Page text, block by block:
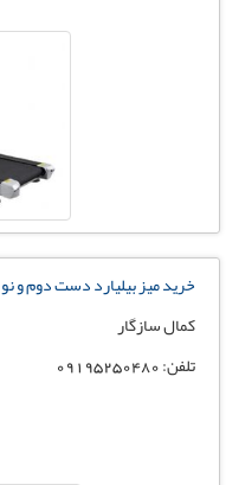
خرید میز بیلیارد دست دوم و نو
کمال سازگار
تلفن: 09195250480